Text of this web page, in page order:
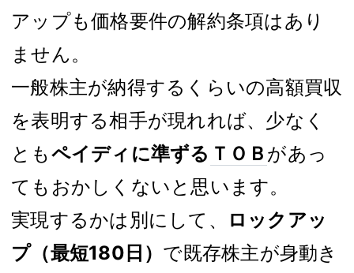
アップも価格要件の解約条項はあり
ません。
一般株主が納得するくらいの高額買収
を表明する相手が現れれば、少なく
ともペイディに準ずる ＴＯＢ があっ
てもおかしくないと思います。
実現するかは別にして、
ロックアッ
プ（最短180日） で既存株主が身動き